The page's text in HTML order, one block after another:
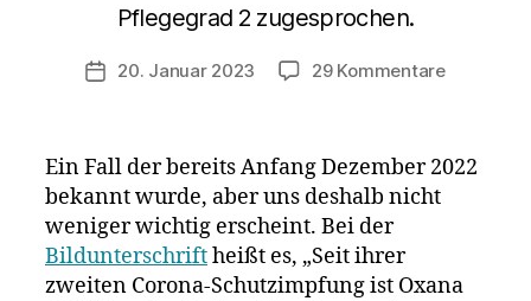
Pflegegrad 2 zugesprochen.
Veröffentlichungsdatum
20. Januar 2023 29 Kommentarezu
seit
auf
Ein Fall der bereits Anfang Dezember 2022
bekannt wurde, aber uns deshalb nicht
weniger wichtig erscheint. Bei der
Bildunterschriftheißt es, „Seit ihrer
zweiten Corona-Schutzimpfung ist Oxana